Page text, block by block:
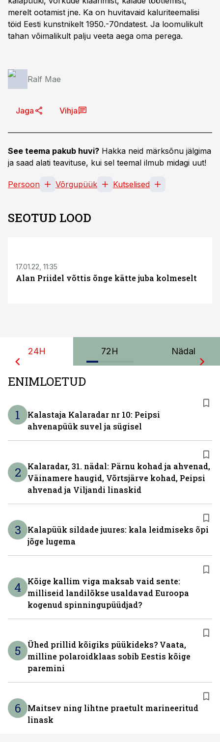
merelt ootamist jne. Ka on huvitavaid kaluriteemalisi
töid Eesti kunstnikelt 1950.-70ndatest. Ja loomulikult
tahan võimalikult palju veeta aega oma perega.
Ralf Mae
Jaga Vihja
See teema pakub huvi? Hakka neid märksõnu jälgima
ja saad alati teavituse, kui sel teemal ilmub midagi uut!
Persoon Võrgupüük Kutselised
SEOTUD LOOD
17.01.22, 11:35
Alan Priidel võttis õnge kätte juba kolmeselt
24H 72H Nädal
ENIMLOETUD
1
Kalastaja Kalaradar nr 10: Peipsi
ahvenapüük suvel ja sügisel
2
Kalaradar, 31. nädal: Pärnu kohad ja ahvenad,
Väinamere haugid, Võrtsjärve kohad, Peipsi
ahvenad ja Viljandi linaskid
3
Kalapüük sildade juures: kala leidmiseks õpi
jõge lugema
4
Kõige kallim viga maksab vaid sente:
milliseid landilõkse usaldavad Euroopa
kogenud spinningupüüdjad?
5
Ühed prillid kõigiks püükideks? Vaata,
milline polaroidklaas sobib Eestis kõige
paremini
6
Maitsev ning lihtne praetult marineeritud
linask